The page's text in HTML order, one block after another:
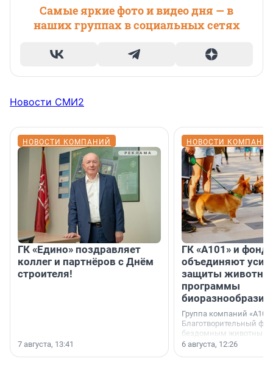
Самые яркие фото и видео дня — в
наших группах в социальных сетях
Новости СМИ2
НОВОСТИ КОМПАНИЙ
ГК «Едино» поздравляет
коллег и партнёров с Днём
строителя!
7 августа, 13:41
НОВОСТИ
ГК «А101» и фонд
объединяют
защиты
программы
биоразнообразия
Группа компаний
Благотворительный
бездомным животным
заключили соглашение
6 августа, 12:26